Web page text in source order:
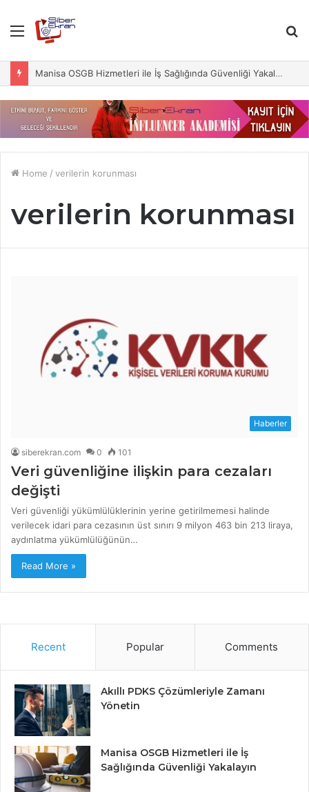
Menu
Manisa OSGB Hizmetleri ile İş Sağlığında Güvenliği Yakalayın
Home / verilerin korunması
verilerin korunması
Haberler
siberekran.com 0 101
Veri güvenliğine ilişkin para cezaları
değişti
Veri güvenliği yükümlülüklerinin yerine getirilmemesi halinde
verilecek idari para cezasının üst sınırı 9 milyon 463 bin 213 liraya,
aydınlatma yükümlülüğünün…
Read More »
Recent Popular Comments
Akıllı PDKS Çözümleriyle Zamanı
Yönetin
Manisa OSGB Hizmetleri ile İş
Sağlığında Güvenliği Yakalayın